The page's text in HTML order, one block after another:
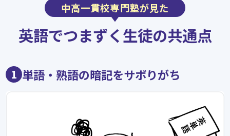
中高一貫校専門塾が見た
英語でつまずく生徒の共通点
1 単語・熟語の暗記をサボりがち